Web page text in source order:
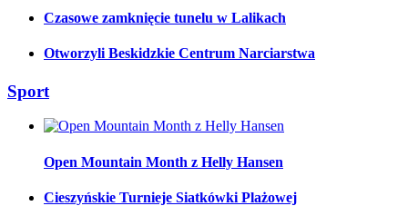
Czasowe zamknięcie tunelu w Lalikach
Otworzyli Beskidzkie Centrum Narciarstwa
Sport
Open Mountain Month z Helly Hansen
Cieszyńskie Turnieje Siatkówki Plażowej